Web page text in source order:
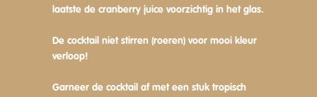
laatste de cranberry juice voorzichtig in het glas.
De cocktail niet stirren (roeren) voor mooi kleur
verloop!
Garneer de cocktail af met een stuk tropisch